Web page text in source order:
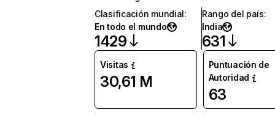
Clasificación mundial:
En todo el mundo
1429
Rango del país:
India
631
Visitas
30,61 M
Puntuación de
Autoridad
63